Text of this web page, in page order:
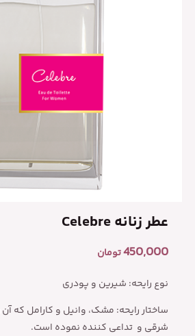
عطر زنانه Celebre
450,000تومان
نوع رایحه: شیرین و پودری
ساختار رایحه: مشک، وانیل و کارامل که آن
شرقی و تداعی کننده نموده است.